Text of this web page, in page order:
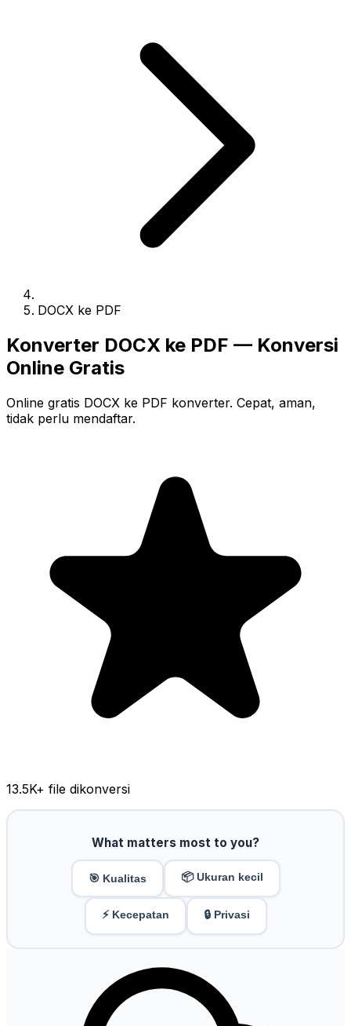
DOCX ke PDF
Konverter DOCX ke PDF — Konversi
Online Gratis
Online gratis DOCX ke PDF konverter. Cepat, aman,
tidak perlu mendaftar.
13.5K+ file dikonversi
What matters most to you?
🎯 Kualitas 📦 Ukuran kecil
⚡ Kecepatan 🔒 Privasi